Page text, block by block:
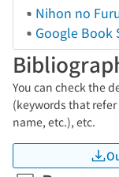
Nihon no
Google Book
You can check the
(keywords that
name, etc.), etc.